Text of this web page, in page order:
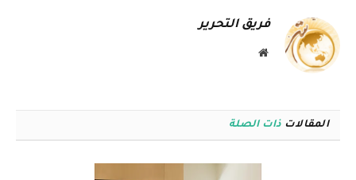
فريق التحرير
موقع
المقالات ذات الصلة